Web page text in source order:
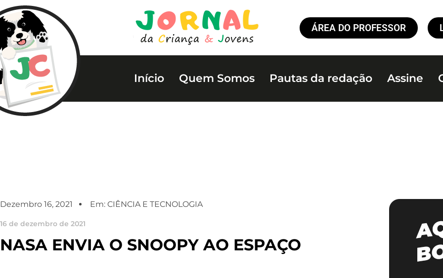
ÁREA DO PROFESSOR
Início Quem Somos Pautas da redação Assine
Dezembro 16, 2021 Em: CIÊNCIA E TECNOLOGIA
16 de dezembro de 2021
NASA ENVIA O SNOOPY AO ESPAÇO